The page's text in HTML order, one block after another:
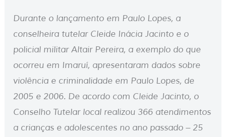
Durante o lançamento em Paulo Lopes, a
conselheira tutelar Cleide Inácia Jacinto e o
policial militar Altair Pereira, a exemplo do que
ocorreu em Imaruí, apresentaram dados sobre
violência e criminalidade em Paulo Lopes, de
2005 e 2006. De acordo com Cleide Jacinto, o
Conselho Tutelar local realizou 366 atendimentos
a crianças e adolescentes no ano passado – 25